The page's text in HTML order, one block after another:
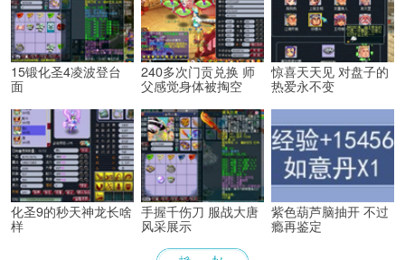
15锻化圣4凌波登台
面
240多次门贡兑换 师
父感觉身体被掏空
惊喜天天见 对盘子的
热爱永不变
化圣9的秒天神龙长啥
样
手握千伤刀 服战大唐
风采展示
紫色葫芦脑抽开 不过
瘾再鉴定